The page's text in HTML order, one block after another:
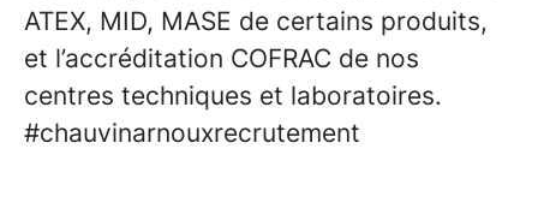
ATEX, MID, MASE de certains produits,
et l’accréditation COFRAC de nos
centres techniques et laboratoires.
#chauvinarnouxrecrutement